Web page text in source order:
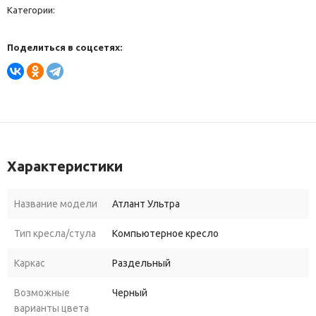
Категории:
Поделиться в соцсетях:
Характеристики
Название модели Атлант Ультра
Тип кресла/стула Компьютерное кресло
Каркас Раздельный
Возможные
варианты цвета
Черный